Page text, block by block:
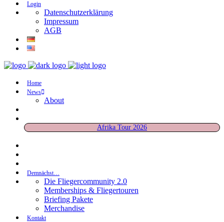
Login
Datenschutzerklärung
Impressum
AGB
Home
News
About
Afrika Tour 2026
Demnächst…
Die Fliegercommunity 2.0
Memberships & Fliegertouren
Briefing Pakete
Merchandise
Kontakt